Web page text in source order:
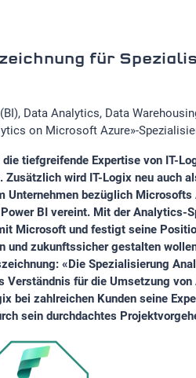
für
Data Analytics, Data
on Microsoft Azure»-
tiefgreifende Expertise von IT-
wird IT-Logix neu auch
Unternehmen bezüglich
BI vereint. Mit der
Microsoft und festigt seine
und zukunftssicher gestalten
«Die Spezialisierung
Verständnis für die Umsetzung
bei zahlreichen Kunden seine
sein durchdachtes